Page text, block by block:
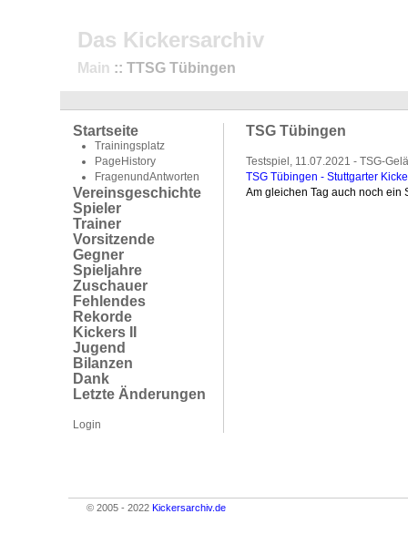
Das Kickersarchiv
Main :: TTSG Tübingen
Startseite
Trainingsplatz
PageHistory
FragenundAntworten
Vereinsgeschichte
Spieler
Trainer
Vorsitzende
Gegner
Spieljahre
Zuschauer
Fehlendes
Rekorde
Kickers II
Jugend
Bilanzen
Dank
Letzte Änderungen
Login
TSG Tübingen
Testspiel, 11.07.2021 - TSG-
TSG Tübingen - Stuttgarter
Am gleichen Tag auch noch
© 2005 - 2022 Kickersarchiv.de